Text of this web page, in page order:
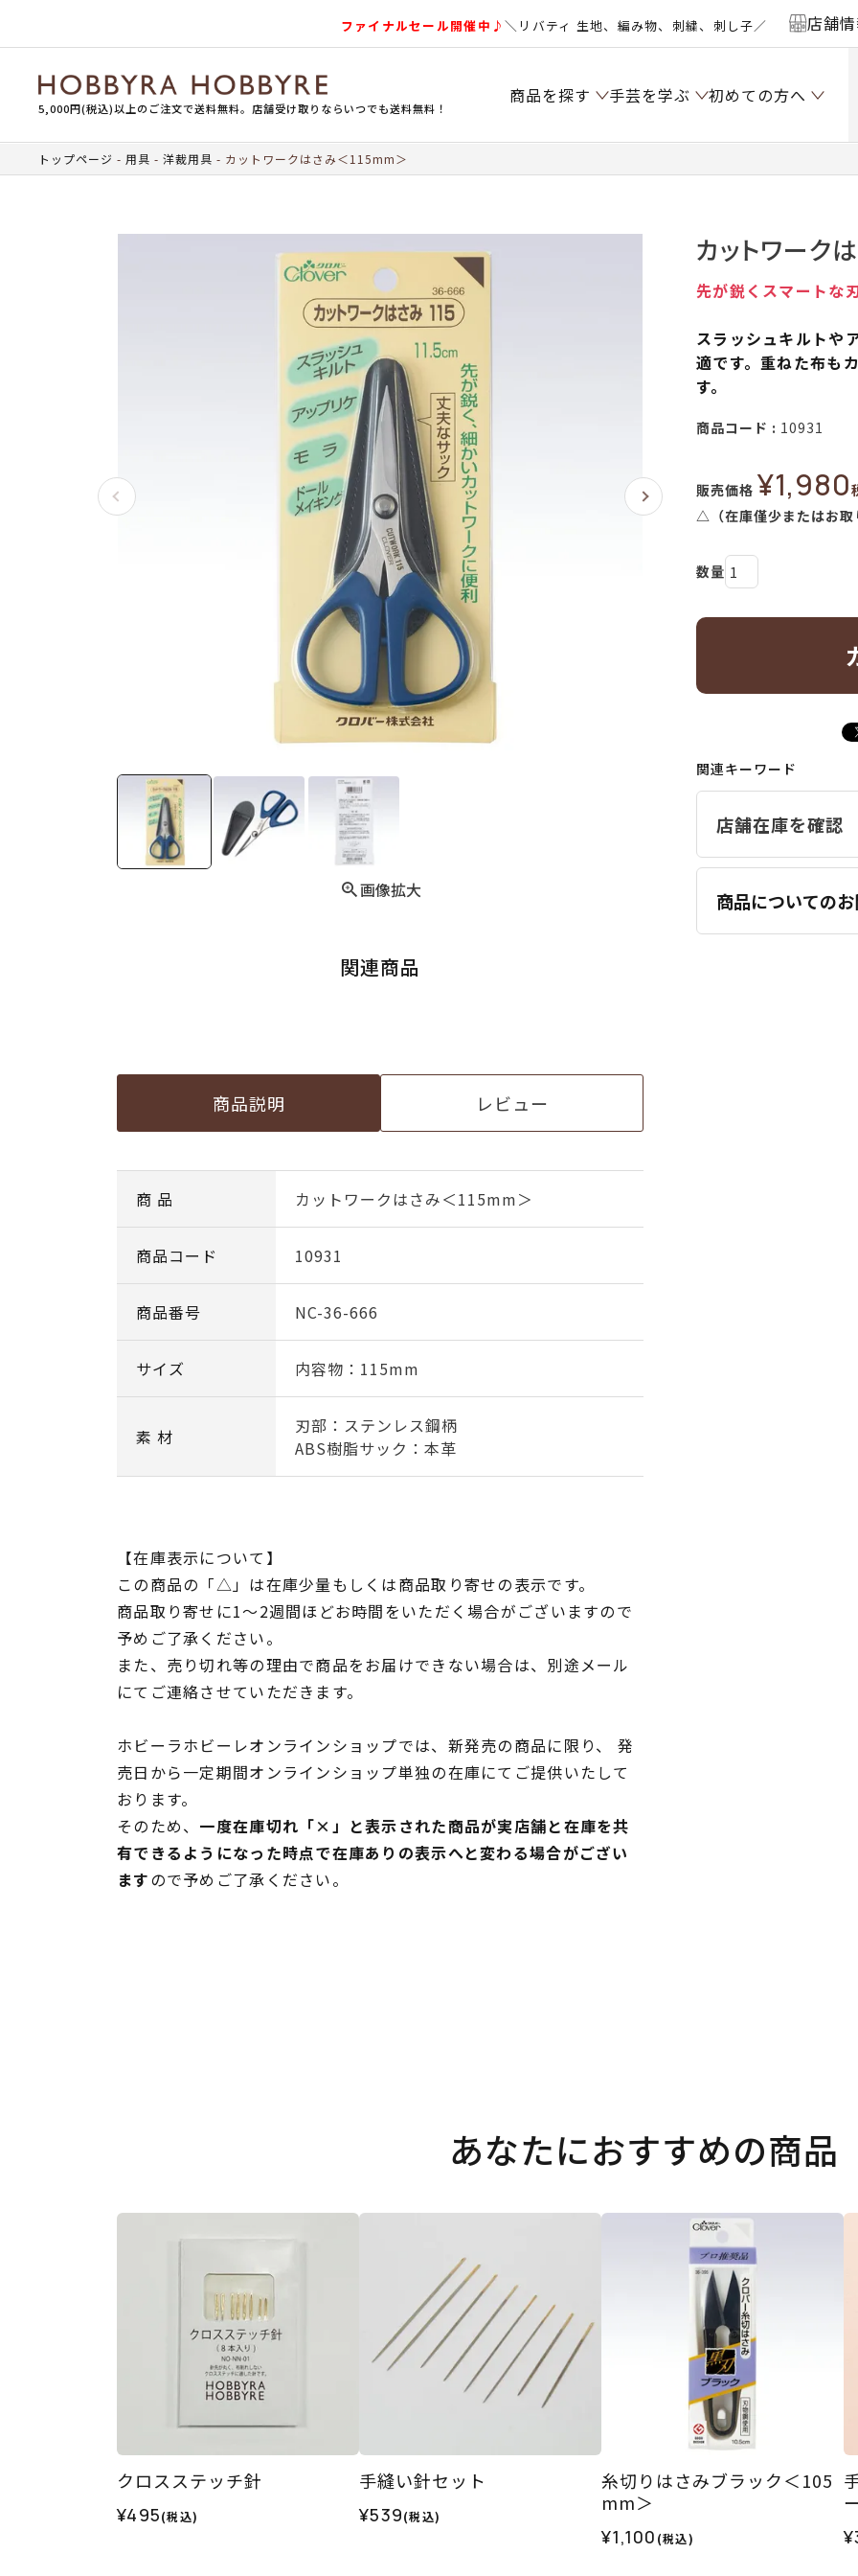
ファイナルセール開催中♪＼リバティ 生地、編み物、刺繍、刺し子／ 店舗
5,000円(税込)以上のご注文で送料無料。店舗受け取りならいつでも送料無料！
商品を探す 手芸を学ぶ 初めての方へ
トップページ 用具 洋裁用具 カットワークはさみ＜115mm＞
画像拡大
関連商品
商品説明 レビュー
商 品 カットワークはさみ＜115mm＞
商品コード 10931
商品番号 NC-36-666
サイズ 内容物：115mm
素 材
刃部：ステンレス鋼柄
ABS樹脂サック：本革
【在庫表示について】
この商品の「△」は在庫少量もしくは商品取り寄せの表示です。
商品取り寄せに1～2週間ほどお時間をいただく場合がございますので
予めご了承ください。
また、売り切れ等の理由で商品をお届けできない場合は、別途メール
にてご連絡させていただきます。
ホビーラホビーレオンラインショップでは、新発売の商品に限り、 発
売日から一定期間オンラインショップ単独の在庫にてご提供いたして
おります。
そのため、 一度在庫切れ「×」と表示された商品が実店舗と在庫を共
有できるようになった時点で在庫ありの表示へと変わる場合がござい
ますので予めご了承ください。
カットワーク
先が鋭くスマートな
スラッシュキルトや
適です。重ねた布も
す。
商品コード 10931
販売価格 ¥1,980
△（在庫僅少またはお取
関連キーワード
商品についての
あなたにおすすめの商品
クロスステッチ針
¥495(税込)
手縫い針セット
¥539(税込)
糸切りはさみブラック＜105
mm＞
¥1,100 (税込)